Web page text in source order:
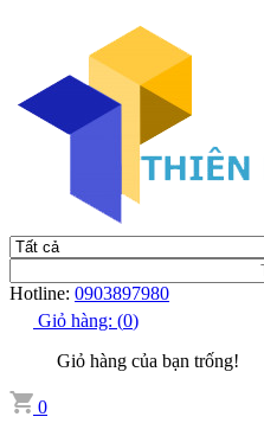
Hotline: 0903897980
Giỏ hàng: (0)
Giỏ hàng của bạn trống!
0